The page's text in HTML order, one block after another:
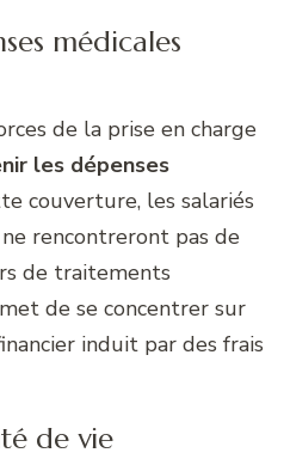
médicales
de la prise en charge
les dépenses
couverture, les salariés
ne rencontreront pas de
de traitements
de se concentrer sur
induit par des frais
de vie